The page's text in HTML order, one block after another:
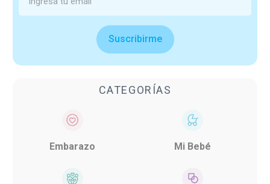
Suscribirme
CATEGORÍAS
Embarazo Mi Bebé